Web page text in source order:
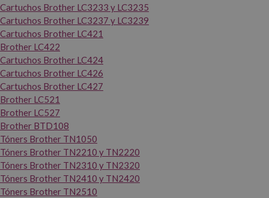
Cartuchos Brother LC3233 y LC3235
Cartuchos Brother LC3237 y LC3239
Cartuchos Brother LC421
Brother LC422
Cartuchos Brother LC424
Cartuchos Brother LC426
Cartuchos Brother LC427
Brother LC521
Brother LC527
Brother BTD108
Tóners Brother TN1050
Tóners Brother TN2210 y TN2220
Tóners Brother TN2310 y TN2320
Tóners Brother TN2410 y TN2420
Tóners Brother TN2510